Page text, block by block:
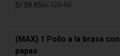
S/ 59.95S/ 129.90
(MAX) 1 Pollo a la brasa con
papas